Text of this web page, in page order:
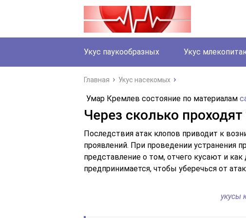
Укус паукообразных Укус
Главная Укус насекомых
Умар Кремлев состояние по материалам
Через сколько
Последствия атак клопов приводит к
проявлений. При проведении устранения
представление о том, отчего кусают и
предпринимается, чтобы уберечься от
укусы